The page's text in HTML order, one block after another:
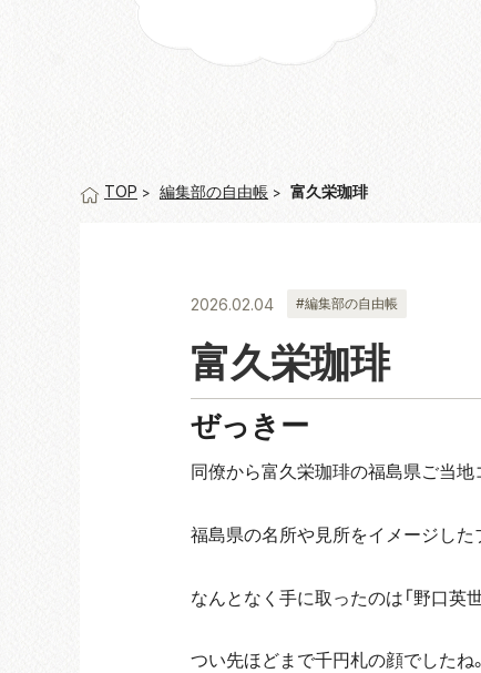
TOP 編集部の自由帳 富久栄珈琲
2026.02.04 #編集部の自由帳
富久栄珈琲
ぜっきー
同僚から富久栄珈琲の福島県ご当地
福島県の名所や見所をイメージした
なんとなく手に取ったのは「野口英世
つい先ほどまで千円札の顔でしたね。